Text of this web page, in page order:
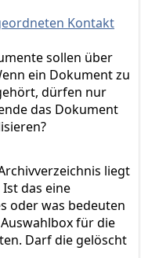
Kontakt
sollen über
ein Dokument zu
dürfen nur
das Dokument
liegt
das eine
oder was bedeuten
für die
Darf die gelöscht